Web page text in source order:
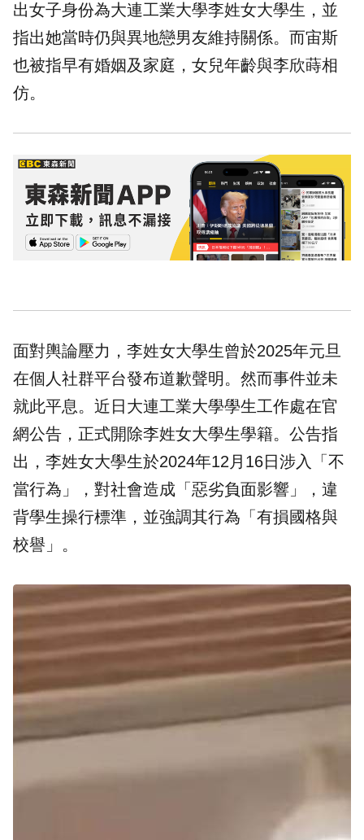
出女子身份為大連工業大學李姓女大學生，並
指出她當時仍與異地戀男友維持關係。而宙斯
也被指早有婚姻及家庭，女兒年齡與李欣蒔相
仿。
面對輿論壓力，李姓女大學生曾於2025年元旦
在個人社群平台發布道歉聲明。然而事件並未
就此平息。近日大連工業大學學生工作處在官
網公告，正式開除李姓女大學生學籍。公告指
出，李姓女大學生於2024年12月16日涉入「不
當行為」，對社會造成「惡劣負面影響」，違
背學生操行標準，並強調其行為「有損國格與
校譽」。